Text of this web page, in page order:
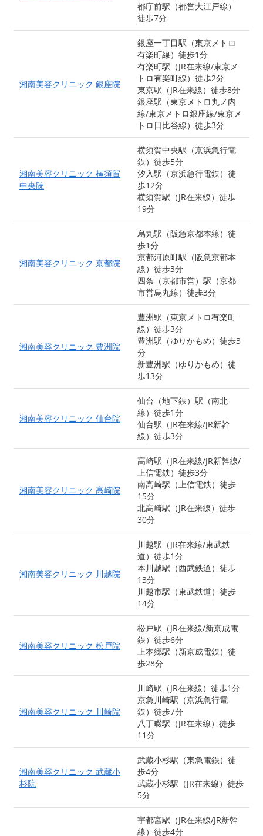
都庁前駅（都営大江戸線）
徒歩7分
湘南美容クリニック 銀座院
銀座一丁目駅（東京メトロ
有楽町線）徒歩1分
有楽町駅（JR在来線/東京メ
トロ有楽町線）徒歩2分
東京駅（JR在来線）徒歩8分
銀座駅（東京メトロ丸ノ内
線/東京メトロ銀座線/東京メ
トロ日比谷線）徒歩3分
湘南美容クリニック 横須賀
中央院
横須賀中央駅（京浜急行電
鉄）徒歩5分
汐入駅（京浜急行電鉄）徒
歩12分
横須賀駅（JR在来線）徒歩
19分
湘南美容クリニック 京都院
烏丸駅（阪急京都本線）徒
歩1分
京都河原町駅（阪急京都本
線）徒歩3分
四条（京都市営）駅（京都
市営烏丸線）徒歩3分
湘南美容クリニック 豊洲院
豊洲駅（東京メトロ有楽町
線）徒歩3分
豊洲駅（ゆりかもめ）徒歩3
分
新豊洲駅（ゆりかもめ）徒
歩13分
湘南美容クリニック 仙台院
仙台（地下鉄）駅（南北
線）徒歩1分
仙台駅（JR在来線/JR新幹
線）徒歩3分
湘南美容クリニック 高崎院
高崎駅（JR在来線/JR新幹線/
上信電鉄）徒歩3分
南高崎駅（上信電鉄）徒歩
15分
北高崎駅（JR在来線）徒歩
30分
湘南美容クリニック 川越院
川越駅（JR在来線/東武鉄
道）徒歩1分
本川越駅（西武鉄道）徒歩
13分
川越市駅（東武鉄道）徒歩
14分
湘南美容クリニック 松戸院
松戸駅（JR在来線/新京成電
鉄）徒歩6分
上本郷駅（新京成電鉄）徒
歩28分
湘南美容クリニック 川崎院
川崎駅（JR在来線）徒歩1分
京急川崎駅（京浜急行電
鉄）徒歩7分
八丁畷駅（JR在来線）徒歩
11分
湘南美容クリニック 武蔵小
杉院
武蔵小杉駅（東急電鉄）徒
歩4分
武蔵小杉駅（JR在来線）徒歩
5分
宇都宮駅（JR在来線/JR新幹
線）徒歩4分